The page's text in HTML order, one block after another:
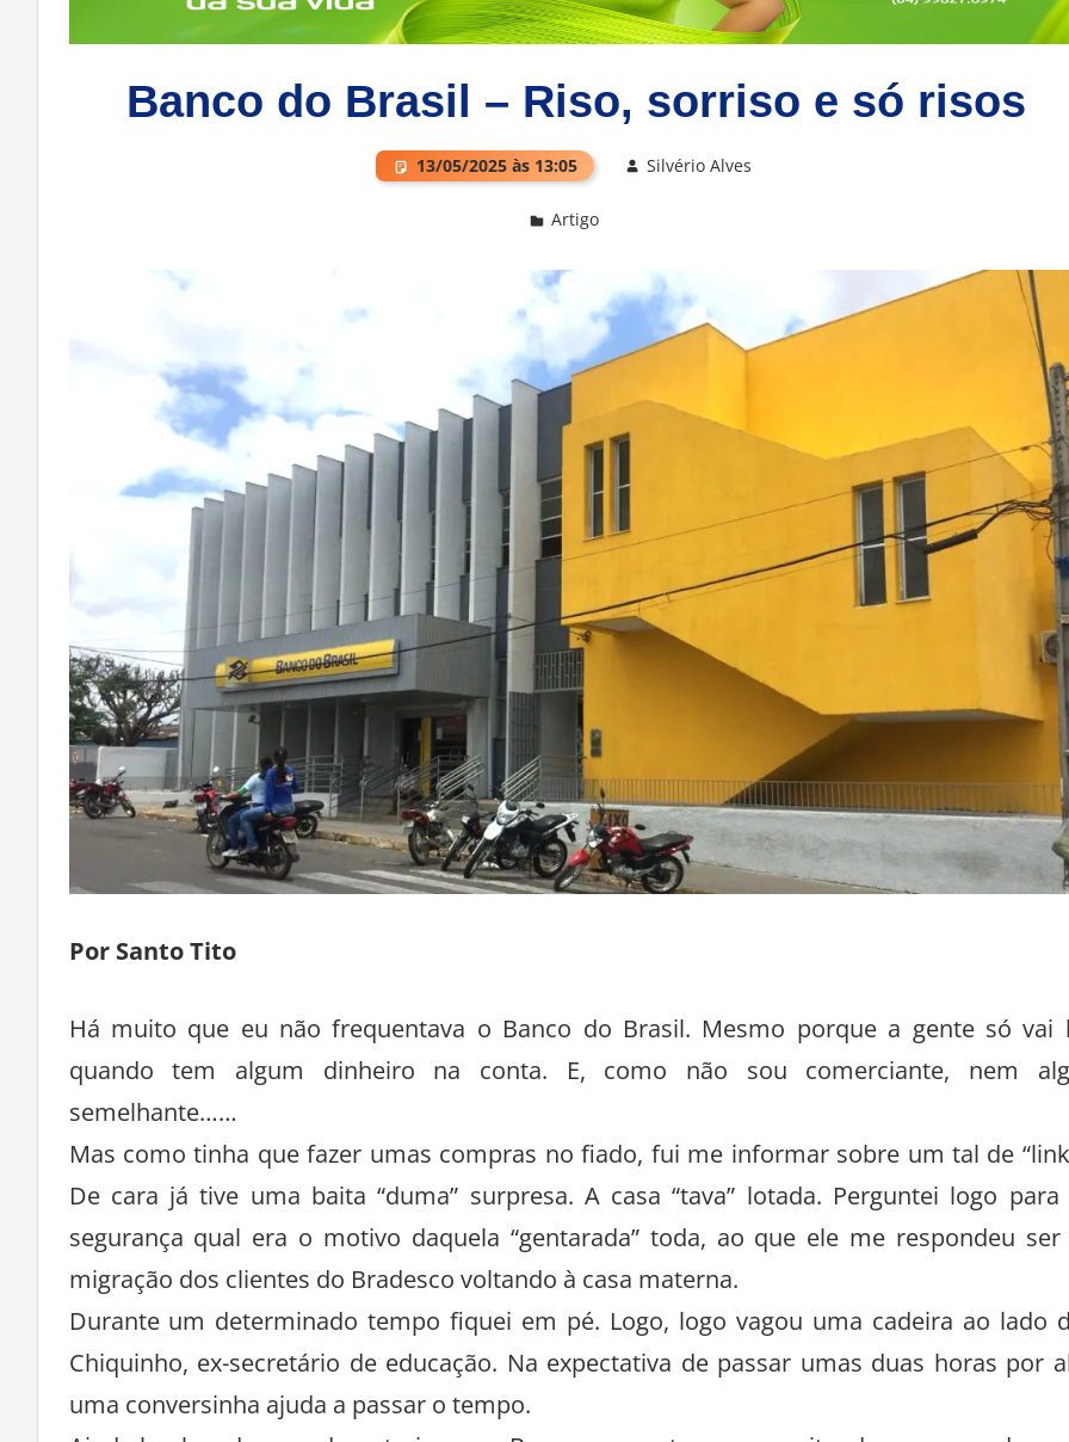
Banco do Brasil – Riso, sorriso e só risos
13/05/2025 às 13:05
Artigo
Por Santo Tito
Há muito que eu não frequentava o Banco do Brasil. Mesmo porque a gente só vai
quando tem algum dinheiro na conta. E, como não sou comerciante, nem
semelhante……
Mas como tinha que fazer umas compras no fiado, fui me informar sobre um tal de
De cara já tive uma baita “duma” surpresa. A casa “tava” lotada. Perguntei logo para
segurança qual era o motivo daquela “gentarada” toda, ao que ele me respondeu ser
migração dos clientes do Bradesco voltando à casa materna.
Durante um determinado tempo fiquei em pé. Logo, logo vagou uma cadeira ao lado
Chiquinho, ex-secretário de educação. Na expectativa de passar umas duas horas por
uma conversinha ajuda a passar o tempo.